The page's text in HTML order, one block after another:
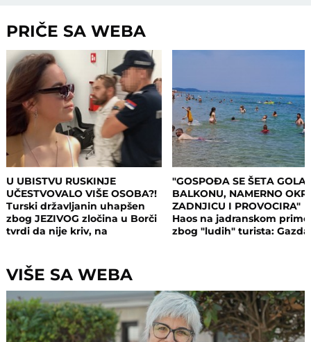
PRIČE SA WEBA
U UBISTVU RUSKINJE
UČESTVOVALO VIŠE OSOBA?!
Turski državljanin uhapšen
zbog JEZIVOG zločina u Borči
tvrdi da nije kriv, na
odnosu bili
"GOSPOĐA SE ŠETA GOLA
BALKONU, NAMERNO
ZADNJICU I PROVOCIRA"
Haos na jadranskom
zbog "ludih" turista:
VIŠE SA WEBA